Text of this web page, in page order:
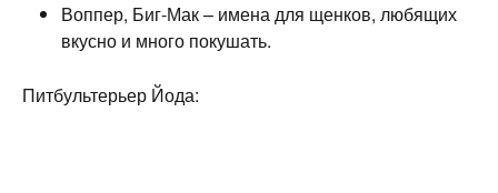
Воппер, Биг-Мак – имена для щенков, любящих
вкусно и много покушать.
Питбультерьер Йода: